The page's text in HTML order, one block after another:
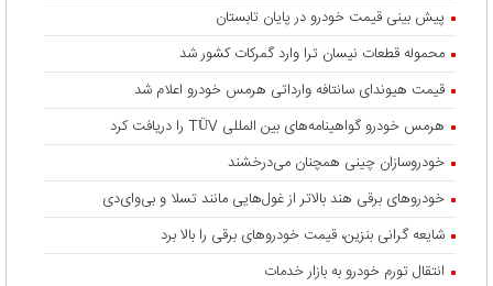
پیش بینی قیمت خودرو در پایان تابستان
محموله قطعات نیسان ترا وارد گمرکات کشور شد
قیمت هیوندای سانتافه وارداتی هرمس خودرو اعلام شد
هرمس خودرو گواهینامه‌های بین المللی TÜV را دریافت کرد
خودروسازان چینی همچنان می‌درخشند
خودروهای برقی هند بالاتر از غول‌هایی مانند تسلا و بی‌وای‌دی
شایعه گرانی بنزین، قیمت خودروهای برقی را بالا برد
انتقال تورم خودرو به بازار خدمات